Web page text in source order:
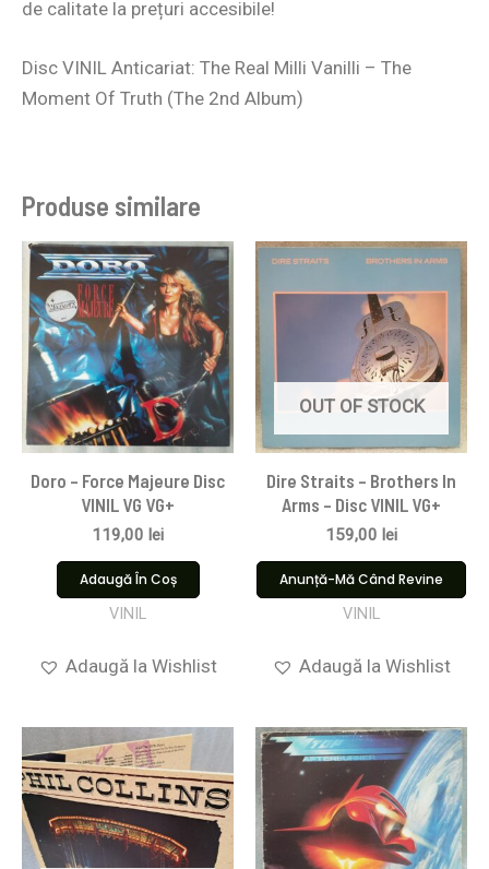
de calitate la prețuri accesibile!
Disc VINIL Anticariat: The Real Milli Vanilli – The
Moment Of Truth (The 2nd Album)
Produse similare
Doro – Force Majeure Disc
VINIL VG VG+
119,00 lei
Adaugă În Coș
VINIL
Adaugă la Wishlist
OUT OF STOCK
Dire Straits ‎– Brothers In
Arms – Disc VINIL VG+
159,00 lei
Anunță-Mă Când Revine
VINIL
Adaugă la Wishlist